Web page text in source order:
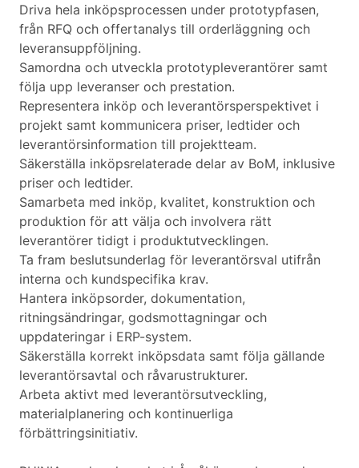
Driva hela inköpsprocessen under prototypfasen,
från RFQ och offertanalys till orderläggning och
leveransuppföljning.
Samordna och utveckla prototypleverantörer samt
följa upp leveranser och prestation.
Representera inköp och leverantörsperspektivet i
projekt samt kommunicera priser, ledtider och
leverantörsinformation till projektteam.
Säkerställa inköpsrelaterade delar av BoM, inklusive
priser och ledtider.
Samarbeta med inköp, kvalitet, konstruktion och
produktion för att välja och involvera rätt
leverantörer tidigt i produktutvecklingen.
Ta fram beslutsunderlag för leverantörsval utifrån
interna och kundspecifika krav.
Hantera inköpsorder, dokumentation,
ritningsändringar, godsmottagningar och
uppdateringar i ERP-system.
Säkerställa korrekt inköpsdata samt följa gällande
leverantörsavtal och råvarustrukturer.
Arbeta aktivt med leverantörsutveckling,
materialplanering och kontinuerliga
förbättringsinitiativ.